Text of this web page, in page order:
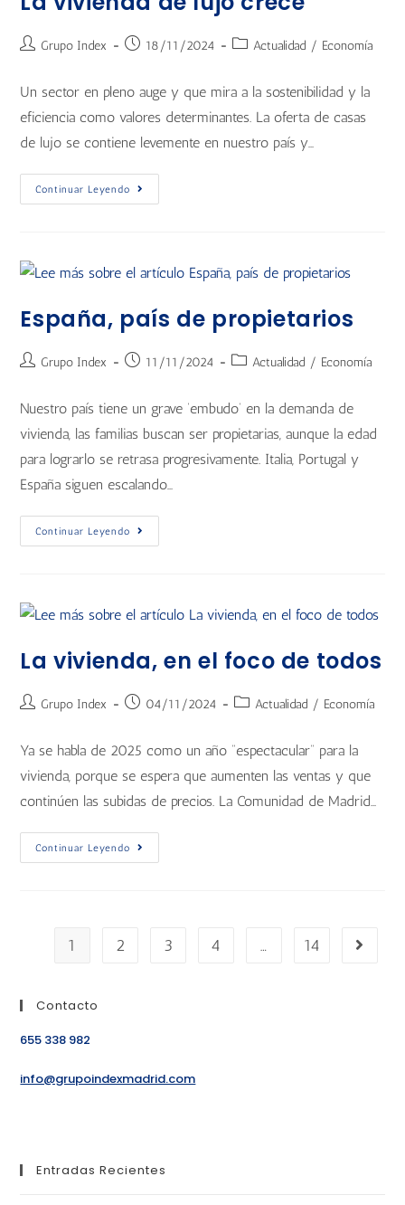
Grupo Index 18/11/2024 Actualidad / Economía
Un sector en pleno auge y que mira a la sostenibilidad y la
eficiencia como valores determinantes. La oferta de casas
de lujo se contiene levemente en nuestro país y…
Continuar Leyendo
España, país de propietarios
Grupo Index 11/11/2024 Actualidad / Economía
Nuestro país tiene un grave ‘embudo’ en la demanda de
vivienda, las familias buscan ser propietarias, aunque la edad
para lograrlo se retrasa progresivamente. Italia, Portugal y
España siguen escalando…
Continuar Leyendo
La vivienda, en el foco de todos
Grupo Index 04/11/2024 Actualidad / Economía
Ya se habla de 2025 como un año “espectacular” para la
vivienda, porque se espera que aumenten las ventas y que
continúen las subidas de precios. La Comunidad de Madrid…
Continuar Leyendo
1 2 3 4 … 14
Contacto
655 338 982
info@grupoindexmadrid.com
Entradas Recientes